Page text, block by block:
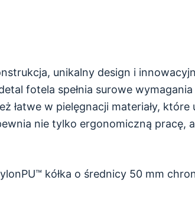
unikalny design i
fotela spełnia surowe
łatwe w pielęgnacji materiały,
nie tylko ergonomiczną pracę,
kółka o średnicy 50 mm